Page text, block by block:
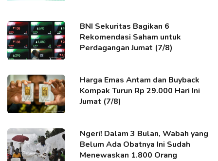
BNI Sekuritas Bagikan 6
Rekomendasi Saham untuk
Perdagangan Jumat (7/8)
Harga Emas Antam dan Buyback
Kompak Turun Rp 29.000 Hari Ini
Jumat (7/8)
Ngeri! Dalam 3 Bulan, Wabah yang
Belum Ada Obatnya Ini Sudah
Menewaskan 1.800 Orang